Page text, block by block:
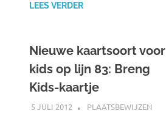
LEES VERDER
Nieuwe kaartsoort voor
kids op lijn 83: Breng
Kids-kaartje
5 JULI 2012 JOHAN
PLAATSBEWIJZEN